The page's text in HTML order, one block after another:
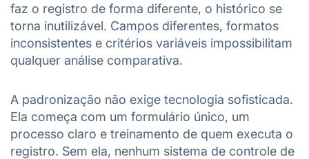
faz o registro de forma diferente, o histórico se
torna inutilizável. Campos diferentes, formatos
inconsistentes e critérios variáveis impossibilitam
qualquer análise comparativa.
A padronização não exige tecnologia sofisticada.
Ela começa com um formulário único, um
processo claro e treinamento de quem executa o
registro. Sem ela, nenhum sistema de controle de